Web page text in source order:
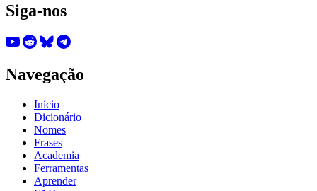
Siga-nos
Navegação
Início
Dicionário
Nomes
Frases
Academia
Ferramentas
Aprender